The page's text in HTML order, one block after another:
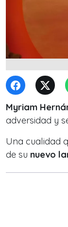
Myriam
adversidad y
Una cualidad
de su nuevo